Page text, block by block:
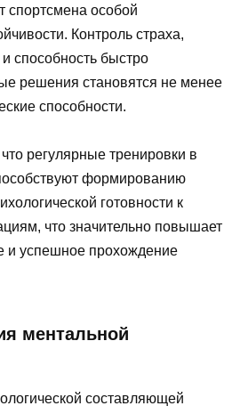
спортсмена особой
Контроль страха,
и способность быстро
решения становятся не менее
способности.
регулярные тренировки в
формированию
готовности к
что значительно повышает
успешное прохождение
ментальной
составляющей